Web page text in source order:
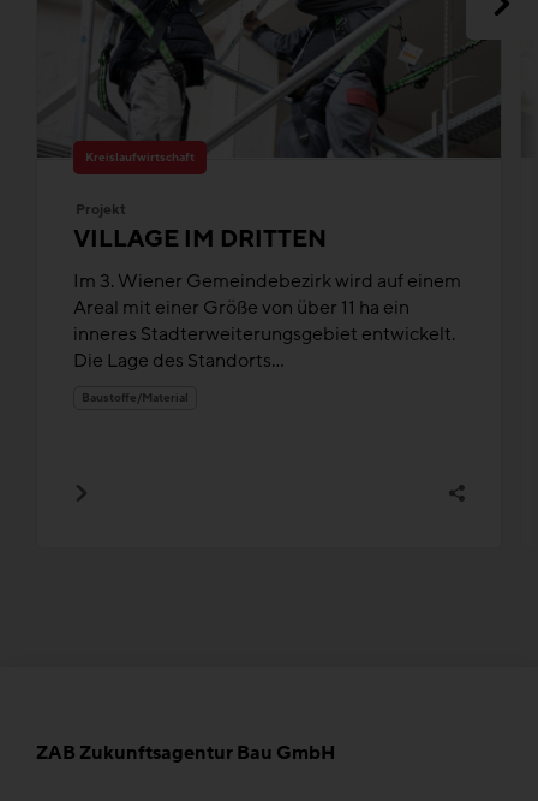
Kreislaufwirtschaft
Projekt
VILLAGE IM DRITTEN
Im 3. Wiener Gemeindebezirk wird auf einem
Areal mit einer Größe von über 11 ha ein
inneres Stadterweiterungsgebiet entwickelt.
Die Lage des Standorts...
Baustoffe/Material
ZAB Zukunftsagentur Bau GmbH